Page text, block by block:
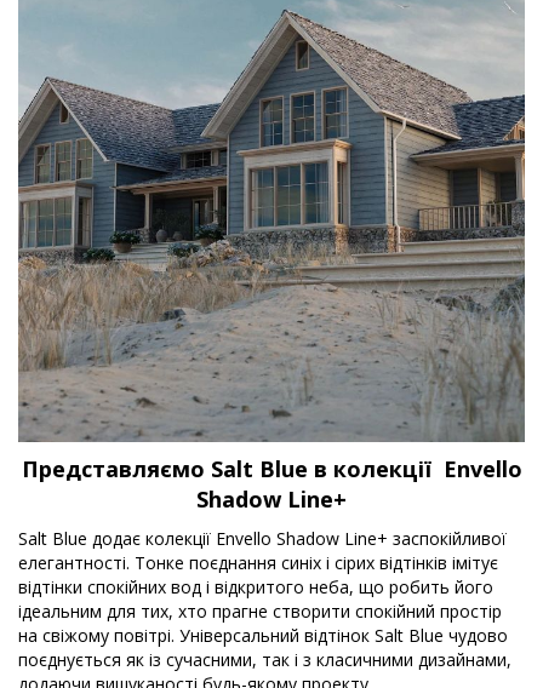
Представляємо Salt Blue в колекції Envello
Shadow Line+
Salt Blue додає колекції Envello Shadow Line+ заспокійливої
елегантності. Тонке поєднання синіх і сірих відтінків імітує
відтінки спокійних вод і відкритого неба, що робить його
ідеальним для тих, хто прагне створити спокійний простір
на свіжому повітрі. Універсальний відтінок Salt Blue чудово
поєднується як із сучасними, так і з класичними дизайнами,